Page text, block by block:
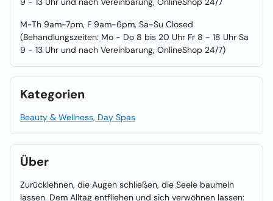
M-Th 9am-7pm, F 9am-6pm, Sa-Su Closed
(Behandlungszeiten: Mo - Do 8 bis 20 Uhr Fr 8 - 18 Uhr Sa
9 - 13 Uhr und nach Vereinbarung, OnlineShop 24/7)
Kategorien
Beauty & Wellness, Day Spas
Über
Zurücklehnen, die Augen schließen, die Seele baumeln
lassen. Dem Alltag entfliehen und sich verwöhnen lassen: